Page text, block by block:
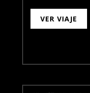
VER VIAJE